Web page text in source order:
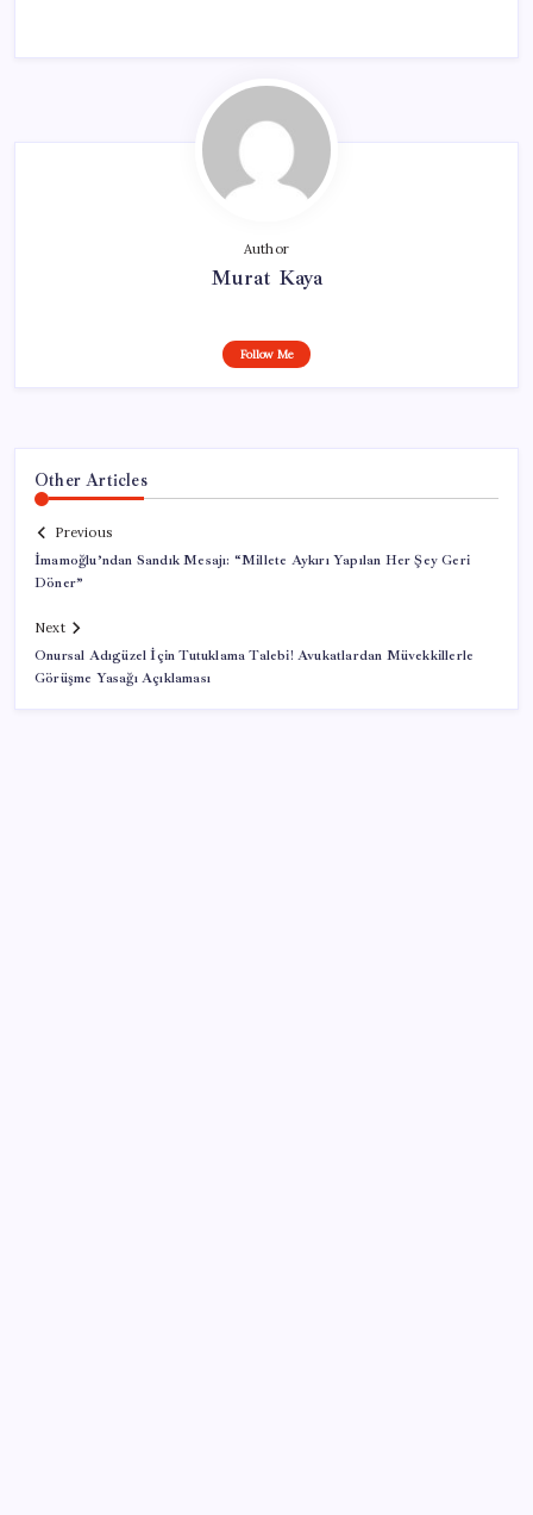
Author
Murat Kaya
Follow Me
Other Articles
Previous
İmamoğlu’ndan Sandık Mesajı: “Millete Aykırı Yapılan Her Şey Geri
Döner”
Next
Onursal Adıgüzel İçin Tutuklama Talebi! Avukatlardan Müvekkillerle
Görüşme Yasağı Açıklaması